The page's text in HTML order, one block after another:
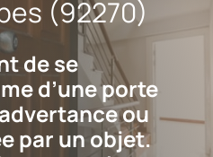
(92270)
de se
d’une porte
ou
par un objet.